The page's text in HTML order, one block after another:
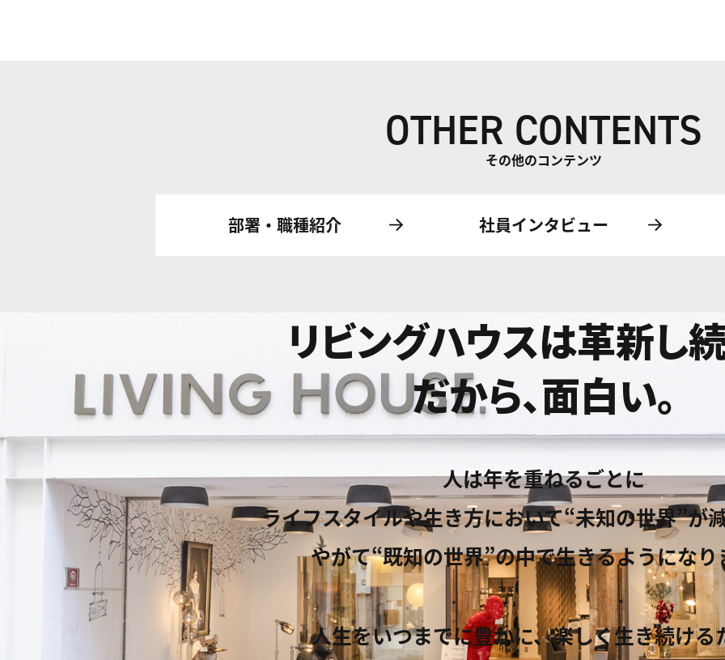
OTHER CONTENTS
その他のコンテンツ
部署・職種紹介 社員インタビュー
リビングハウスは革新し
だから、面白い。
人は年を重ねるごとに
ライフスタイルや生き方において“未知の世界”が
やがて“既知の世界”の中で生きるようになり
人生をいつまでに豊かに、楽しく生き続ける